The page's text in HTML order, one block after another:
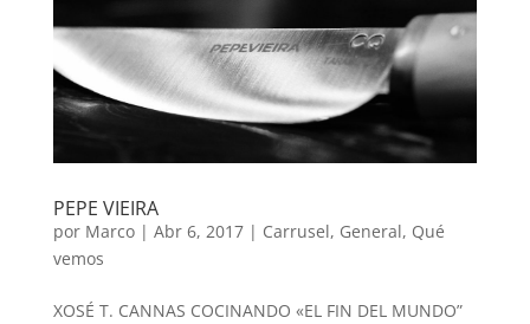
PEPE VIEIRA
por Marco| Abr 6, 2017| Carrusel, General, Qué
vemos
XOSÉ T. CANNAS COCINANDO «EL FIN DEL MUNDO”